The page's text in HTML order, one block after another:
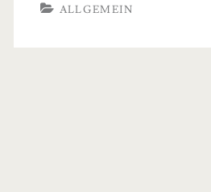
Konditionierung
ALLGEMEIN